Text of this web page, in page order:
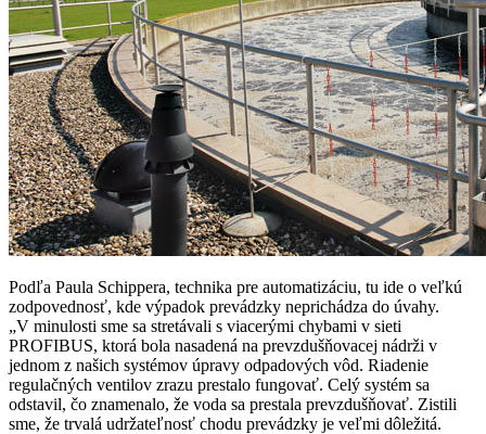
Podľa Paula Schippera, technika pre automatizáciu, tu ide o veľkú
zodpovednosť, kde výpadok prevádzky neprichádza do úvahy.
„V minulosti sme sa stretávali s viacerými chybami v sieti
PROFIBUS, ktorá bola nasadená na prevzdušňovacej nádrži v
jednom z našich systémov úpravy odpadových vôd. Riadenie
regulačných ventilov zrazu prestalo fungovať. Celý systém sa
odstavil, čo znamenalo, že voda sa prestala prevzdušňovať. Zistili
sme, že trvalá udržateľnosť chodu prevádzky je veľmi dôležitá.